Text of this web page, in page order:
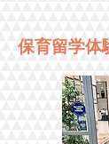
保育留学体